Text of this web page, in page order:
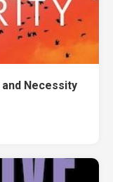
and Necessity